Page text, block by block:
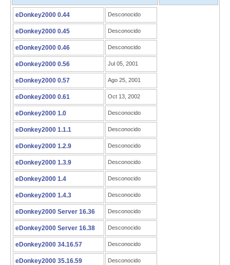
eDonkey2000 0.44 Desconocido
eDonkey2000 0.45 Desconocido
eDonkey2000 0.46 Desconocido
eDonkey2000 0.56 Jul 05, 2001
eDonkey2000 0.57 Ago 25, 2001
eDonkey2000 0.61 Oct 13, 2002
eDonkey2000 1.0 Desconocido
eDonkey2000 1.1.1 Desconocido
eDonkey2000 1.2.9 Desconocido
eDonkey2000 1.3.9 Desconocido
eDonkey2000 1.4 Desconocido
eDonkey2000 1.4.3 Desconocido
eDonkey2000 Server 16.36 Desconocido
eDonkey2000 Server 16.38 Desconocido
eDonkey2000 34.16.57 Desconocido
eDonkey2000 35.16.59 Desconocido